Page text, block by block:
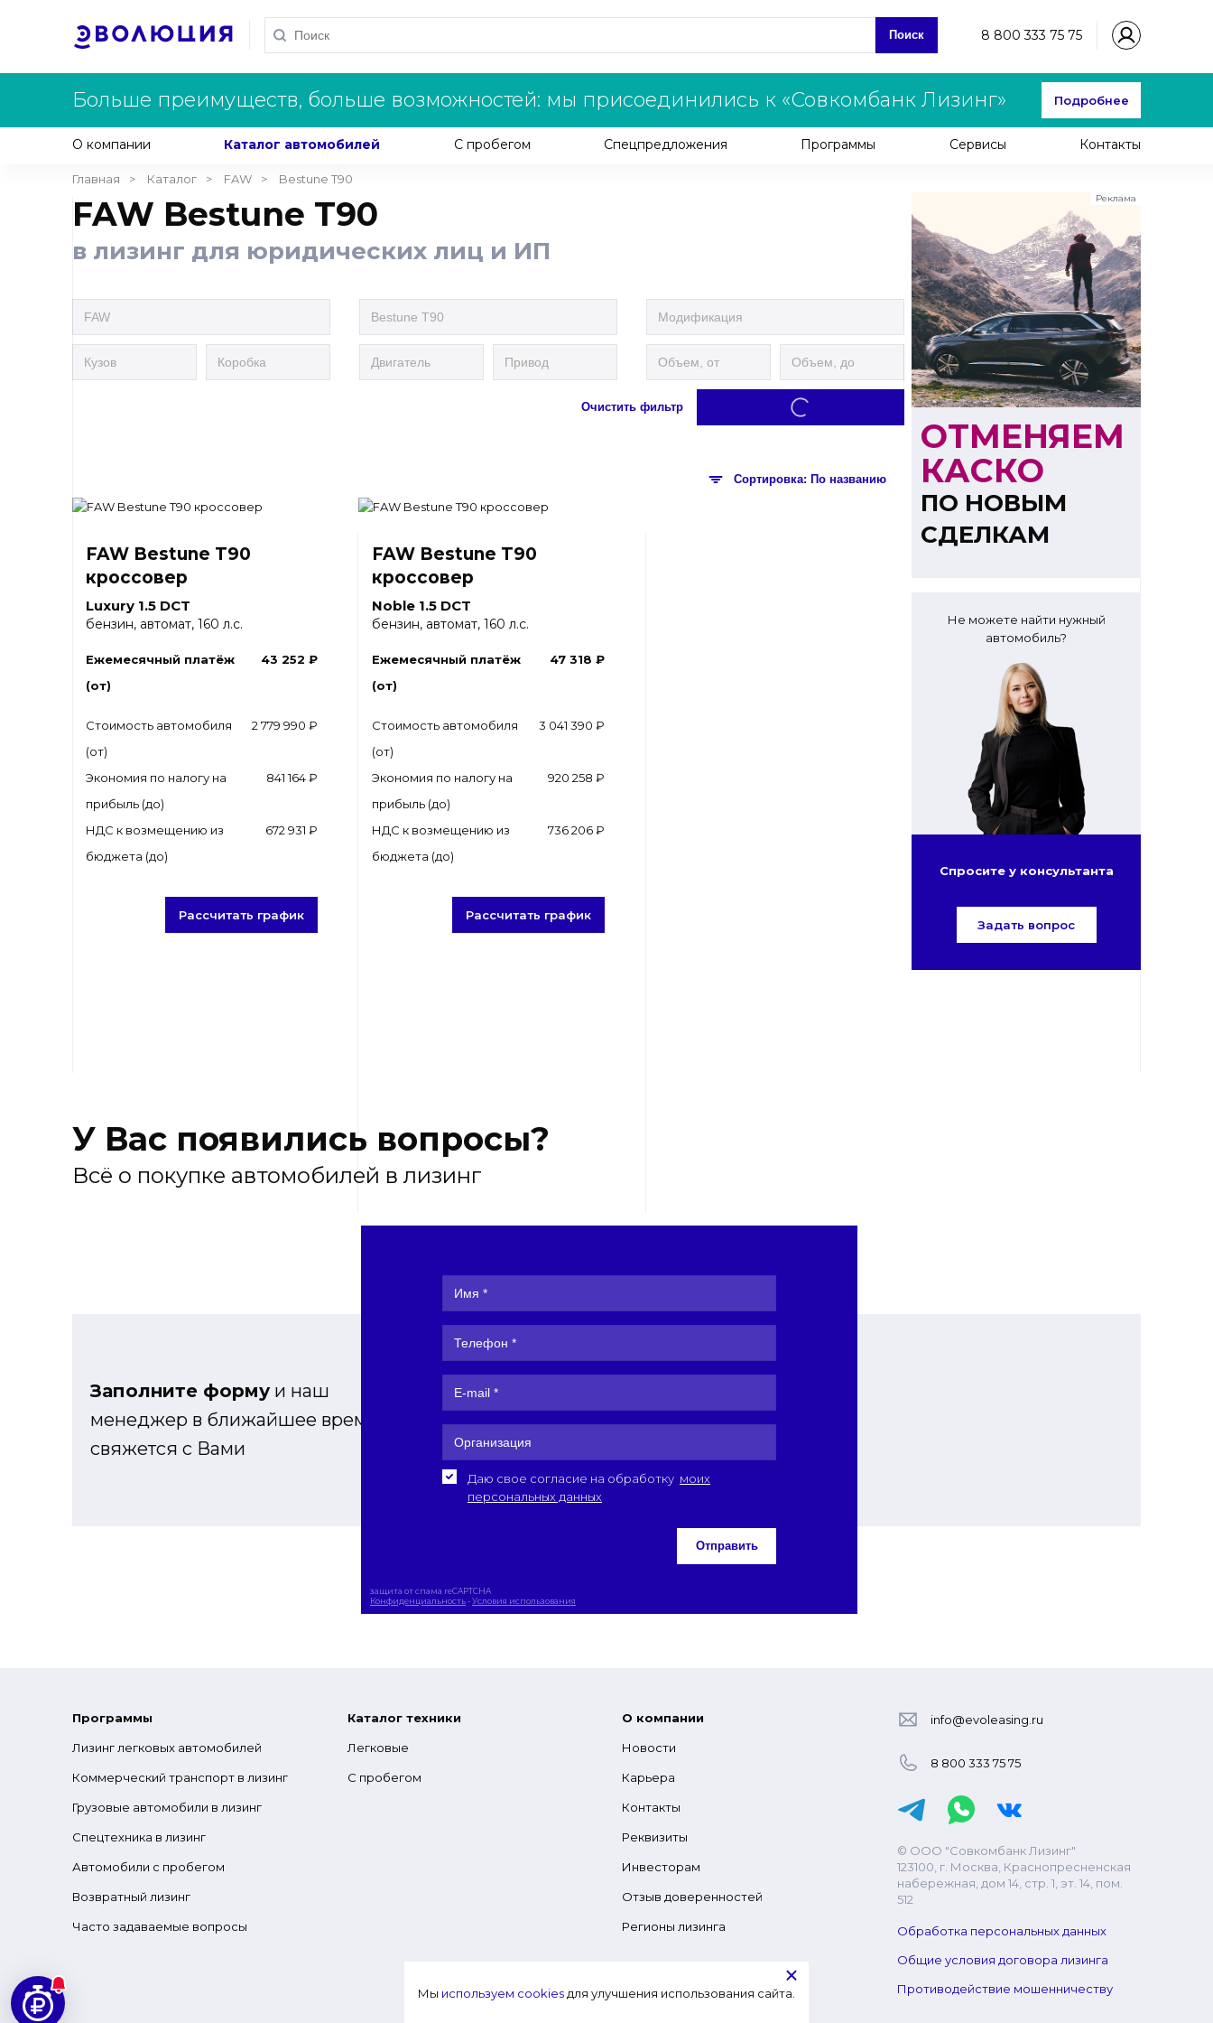
Поиск
Больше преимуществ, больше возможностей: мы присоединились к «Совкомбанк Лизинг» Подробнее
О компании Каталог автомобилей С пробегом Спецпредложения Программы Сервисы Контакты
8 800 333 75 75
Главная Каталог FAW Bestune T90
FAW Bestune T90
в лизинг для юридических лиц и ИП
Очистить фильтр
Сортировка: По названию
FAW Bestune T90
кроссовер
Luxury 1.5 DCT
бензин, автомат, 160 л.с.
Ежемесячный платёж
(от)
43 252 ₽
Стоимость автомобиля
(от)
2 779 990 ₽
Экономия по налогу на
прибыль (до)
841 164 ₽
НДС к возмещению из
бюджета (до)
672 931 ₽
Рассчитать график
FAW Bestune T90
кроссовер
Noble 1.5 DCT
бензин, автомат, 160 л.с.
Ежемесячный платёж
(от)
47 318 ₽
Стоимость автомобиля
(от)
3 041 390 ₽
Экономия по налогу на
прибыль (до)
920 258 ₽
НДС к возмещению из
бюджета (до)
736 206 ₽
Рассчитать график
Реклама
ООО "ЛК Эволюция"
ИНН 9724016636
erid: nyi26TK8Sykg5SPCgA2w5MdVpLC2ggii
ОТМЕНЯЕМ
КАСКО
ПО НОВЫМ
СДЕЛКАМ
Не можете найти нужный
автомобиль?
Спросите у консультанта
Задать вопрос
У Вас появились вопросы?
Всё о покупке автомобилей в лизинг
Заполните форму и наш
менеджер в ближайшее время
свяжется с Вами
Даю свое согласие на обработку моих
персональных данных
Отправить
защита от спама reCAPTCHA
Конфиденциальность-Условия использования
Программы
Лизинг легковых автомобилей
Коммерческий транспорт в лизинг
Грузовые автомобили в лизинг
Спецтехника в лизинг
Автомобили с пробегом
Возвратный лизинг
Часто задаваемые вопросы
Каталог техники
Легковые
С пробегом
О компании
Новости
Карьера
Контакты
Реквизиты
Инвесторам
Отзыв доверенностей
Регионы лизинга
info@evoleasing.ru
8 800 333 75 75
© ООО "Совкомбанк Лизинг"
123100, г. Москва, Краснопресненская
набережная, дом 14, стр. 1, эт. 14, пом.
512
Обработка персональных данных
Общие условия договора лизинга
Противодействие мошенничеству
Мы используем cookies для улучшения использования сайта.